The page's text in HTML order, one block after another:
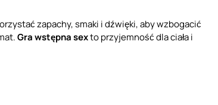
zapachy, smaki i dźwięki, aby wzbogacić
Gra wstępna sexto przyjemność dla ciała i